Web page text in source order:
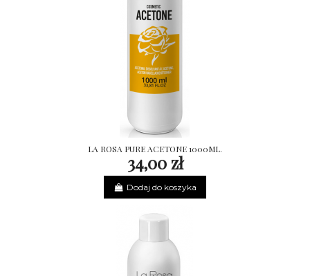
LA ROSA PURE ACETONE 1000ML.
34,00 zł
Dodaj do koszyka